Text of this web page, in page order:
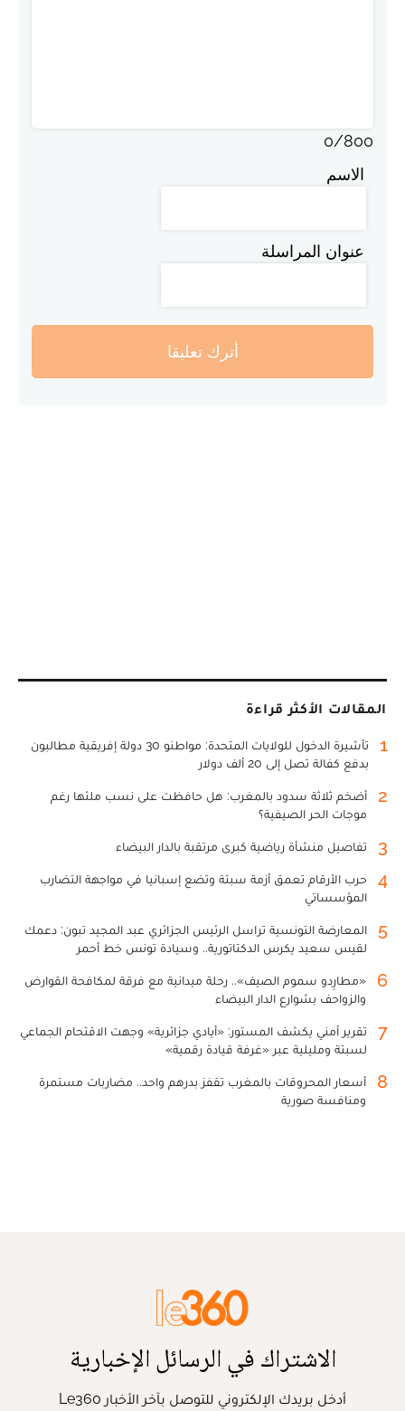
0/800
الاسم
عنوان المراسلة
أترك تعليقا
المقالات الأكثر قراءة
1
تأشيرة الدخول للولايات المتحدة: مواطنو 30 دولة إفريقية مطالبون
بدفع كفالة تصل إلى 20 ألف دولار
2
أضخم ثلاثة سدود بالمغرب: هل حافظت على نسب ملئها رغم
موجات الحر الصيفية؟
3 تفاصيل منشأة رياضية كبرى مرتقبة بالدار البيضاء
4
حرب الأرقام تعمق أزمة سبتة وتضع إسبانيا في مواجهة التضارب
المؤسساتي
5
المعارضة التونسية تراسل الرئيس الجزائري عبد المجيد تبون: دعمك
لقيس سعيد يكرس الدكتاتورية.. وسيادة تونس خط أحمر
6
«مطارِدو سموم الصيف».. رحلة ميدانية مع فرقة لمكافحة القوارض
والزواحف بشوارع الدار البيضاء
7
تقرير أمني يكشف المستور: «أيادي جزائرية» وجهت الاقتحام الجماعي
لسبتة ومليلية عبر «غرفة قيادة رقمية»
8
أسعار المحروقات بالمغرب تقفز بدرهم واحد.. مضاربات مستمرة
ومنافسة صورية
الاشتراك في الرسائل الإخبارية
أدخل بريدك الإلكتروني للتوصل بآخر الأخبار Le360